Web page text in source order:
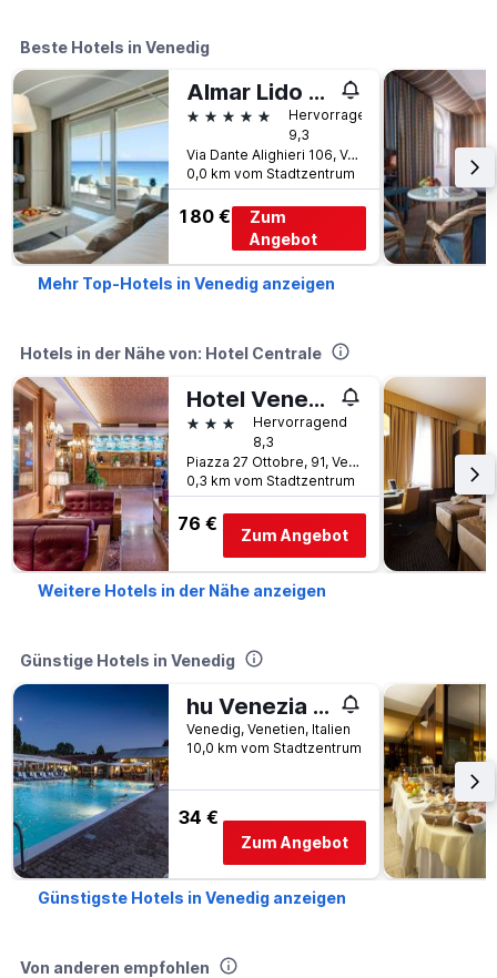
Beste Hotels in Venedig
Almar Lido Jesolo Resort & Spa
5 Sterne
Hervorragend
9,3
Via Dante Alighieri 106, Venedig, Venetien, Italien
0,0 km vom Stadtzentrum
180 €
Zum
Angebot
Mehr Top-Hotels in Venedig anzeigen
Hotels in der Nähe von: Hotel Centrale
Hotel Venezia
3 SterneHervorragend
8,3
Piazza 27 Ottobre, 91, Venedig, Venetien, Italien
0,3 km vom Stadtzentrum
76 €
Zum Angebot
Weitere Hotels in der Nähe anzeigen
Günstige Hotels in Venedig
hu Venezia Camping in Town
Venedig, Venetien, Italien
10,0 km vom Stadtzentrum
34 €
Zum Angebot
Günstigste Hotels in Venedig anzeigen
Von anderen empfohlen